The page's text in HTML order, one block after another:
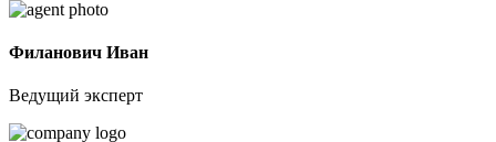
Филанович Иван
Ведущий эксперт